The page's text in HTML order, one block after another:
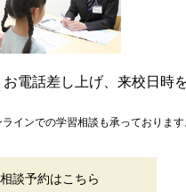
電話差し上げ、来校日時
インでの学習相談も承っております
談予約はこちら